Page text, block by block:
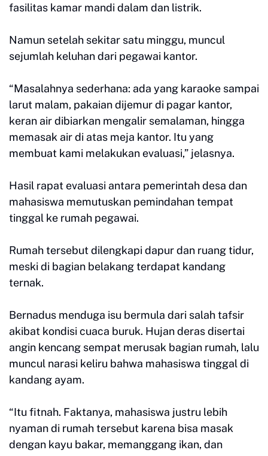
fasilitas kamar mandi dalam dan listrik.
Namun setelah sekitar satu minggu, muncul
sejumlah keluhan dari pegawai kantor.
“Masalahnya sederhana: ada yang karaoke sampai
larut malam, pakaian dijemur di pagar kantor,
keran air dibiarkan mengalir semalaman, hingga
memasak air di atas meja kantor. Itu yang
membuat kami melakukan evaluasi,” jelasnya.
Hasil rapat evaluasi antara pemerintah desa dan
mahasiswa memutuskan pemindahan tempat
tinggal ke rumah pegawai.
Rumah tersebut dilengkapi dapur dan ruang tidur,
meski di bagian belakang terdapat kandang
ternak.
Bernadus menduga isu bermula dari salah tafsir
akibat kondisi cuaca buruk. Hujan deras disertai
angin kencang sempat merusak bagian rumah, lalu
muncul narasi keliru bahwa mahasiswa tinggal di
kandang ayam.
“Itu fitnah. Faktanya, mahasiswa justru lebih
nyaman di rumah tersebut karena bisa masak
dengan kayu bakar, memanggang ikan, dan